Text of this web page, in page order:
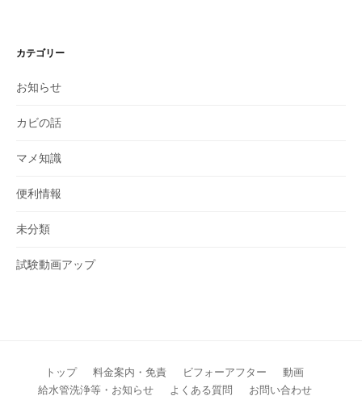
カテゴリー
お知らせ
カビの話
マメ知識
便利情報
未分類
試験動画アップ
トップ 料金案内・免責 ビフォーアフター
動画
給水管洗浄等・お知らせ
よくある質問 お問い合わせ